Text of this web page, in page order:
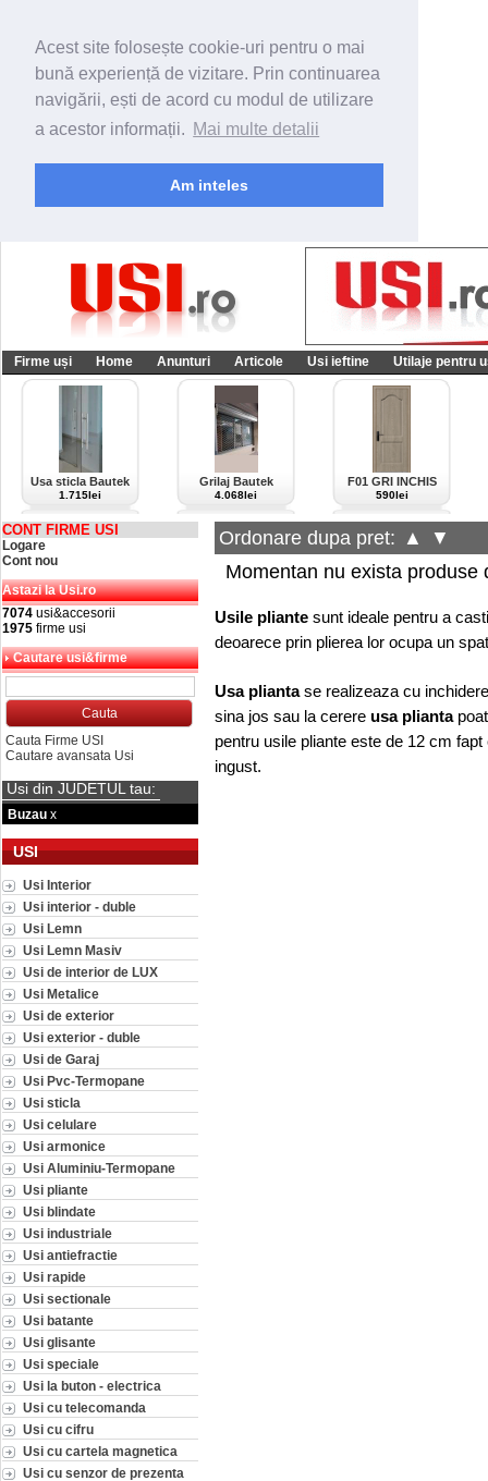
Acest site folosește cookie-uri pentru o mai
bună experiență de vizitare. Prin continuarea
navigării, ești de acord cu modul de utilizare
a acestor informații. Mai multe detalii
Am inteles
Firme uși Home Anunturi Articole Usi ieftine Utilaje pentru
Usa sticla Bautek
1.715lei
Grilaj Bautek
4.068lei
F01 GRI INCHIS
590lei
CONT FIRME USI
Logare
Cont nou
Astazi la Usi.ro
7074 usi&accesorii
1975 firme usi
Cautare usi&firme
Cauta Firme USI
Cautare avansata Usi
Usi din JUDETUL tau:
Buzau x
USI
Usi Interior
Usi interior - duble
Usi Lemn
Usi Lemn Masiv
Usi de interior de LUX
Usi Metalice
Usi de exterior
Usi exterior - duble
Usi de Garaj
Usi Pvc-Termopane
Usi sticla
Usi celulare
Usi armonice
Usi Aluminiu-Termopane
Usi pliante
Usi blindate
Usi industriale
Usi antiefractie
Usi rapide
Usi sectionale
Usi batante
Usi glisante
Usi speciale
Usi la buton - electrica
Usi cu telecomanda
Usi cu cifru
Usi cu cartela magnetica
Usi cu senzor de prezenta
Ordonare dupa pret: ▲
▼
Momentan nu exista produse
Usile pliante sunt ideale pentru a
deoarece prin plierea lor ocupa un
Usa pliantase realizeaza cu
sina jos sau la cerere usa plianta
pentru usile pliante este de 12 cm
ingust.